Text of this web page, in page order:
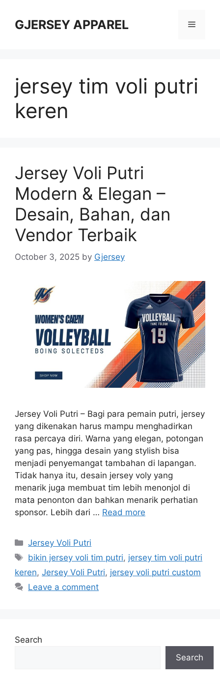
contentGJERSEY APPAREL Menu
jersey tim voli putri
keren
Jersey Voli Putri
Modern & Elegan –
Desain, Bahan, dan
Vendor Terbaik
October 3, 2025 by Gjersey
Jersey Voli Putri – Bagi para pemain putri, jersey
yang dikenakan harus mampu menghadirkan
rasa percaya diri. Warna yang elegan, potongan
yang pas, hingga desain yang stylish bisa
menjadi penyemangat tambahan di lapangan.
Tidak hanya itu, desain jersey voly yang
menarik juga membuat tim lebih menonjol di
mata penonton dan bahkan menarik perhatian
sponsor. Lebih dari … Read more
Categories
Jersey Voli Putri
Tags
bikin jersey voli tim putri, jersey tim voli putri
keren, Jersey Voli Putri, jersey voli putri custom
Leave a comment
Search
Search